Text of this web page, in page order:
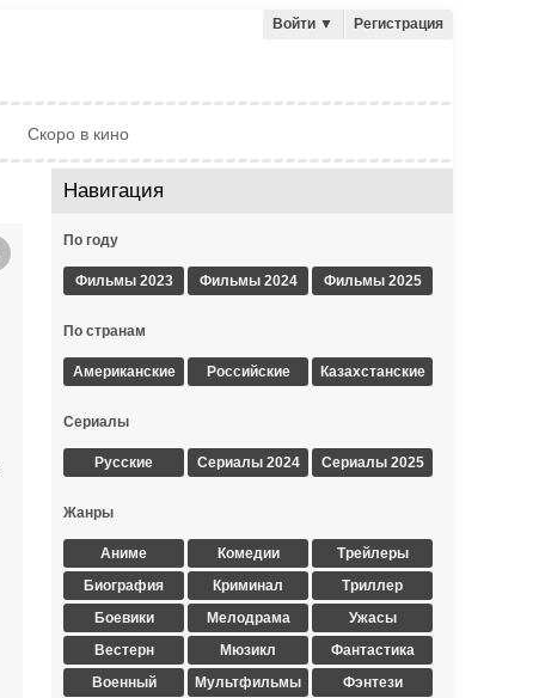
Войти ▼ Регистрация
Скоро в кино
Навигация
По году
Фильмы 2023 Фильмы 2024 Фильмы 2025
По странам
Американские Российские Казахстанские
Сериалы
Русские Сериалы 2024 Сериалы 2025
Жанры
Аниме
Биография
Боевики
Вестерн
Военный
Комедии
Криминал
Мелодрама
Мюзикл
Мультфильмы
Трейлеры
Триллер
Ужасы
Фантастика
Фэнтези